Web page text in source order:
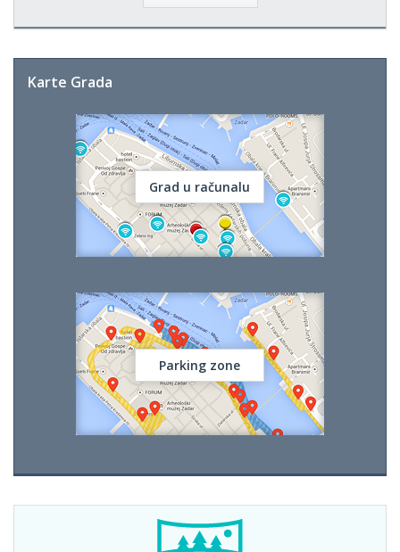
Karte Grada
Grad u računalu
Parking zone